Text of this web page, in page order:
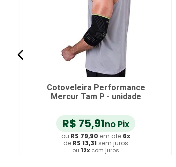
Cotoveleira Performance
Mercur Tam P - unidade
R$ 75,91no Pix
ou R$ 79,90 em até 6x
de R$ 13,31 sem juros
ou 12x com juros